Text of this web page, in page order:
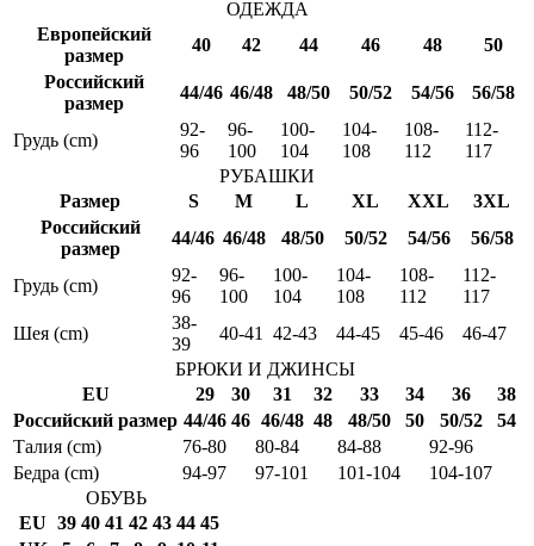
ОДЕЖДА
Европейский
размер
40 42 44 46 48
50
Российский
размер
44/46 46/48 48/50 50/52 54/56 56/58
Грудь (cm)
92-
96
96-
100
100-
104
104-
108
108-
112
112-
117
РУБАШКИ
Размер
S M L XL XXL
3XL
Российский
размер
44/46 46/48 48/50 50/52 54/56 56/58
Грудь (cm)
92-
96
96-
100
100-
104
104-
108
108-
112
112-
117
Шея (cm)
38-
39
40-41 42-43 44-45 45-46
46-47
БРЮКИ И ДЖИНСЫ
EU
29 30 31 32 33 34 36
38
Российский размер 44/46 46 46/48 48 48/50 50 50/52
54
Талия (cm)
76-80 80-84 84-88
92-96
Бедра (cm)
94-97 97-101 101-104
104-107
ОБУВЬ
EU 39 40 41 42 43 44 45